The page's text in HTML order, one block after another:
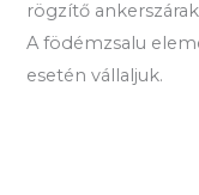
rögzítő
A födémzsalu
esetén vállaljuk.